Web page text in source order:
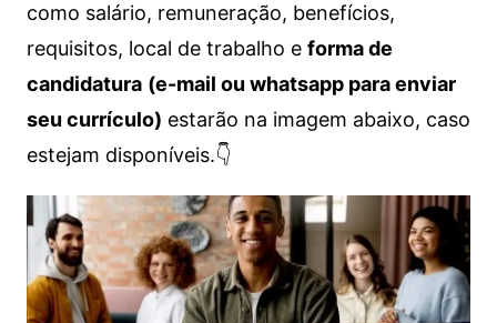
como salário, remuneração, benefícios,
requisitos, local de trabalho e forma de
candidatura (e-mail ou whatsapp para enviar
seu currículo) estarão na imagem abaixo, caso
estejam disponíveis.👇